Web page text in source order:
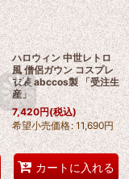
ハロウィン 中世レトロ
風 僧侶ガウン コスプレ
衣装 abccos製 「受注生
産」
7,420円(税込)
希望小売価格: 11,690円
カートに入れる